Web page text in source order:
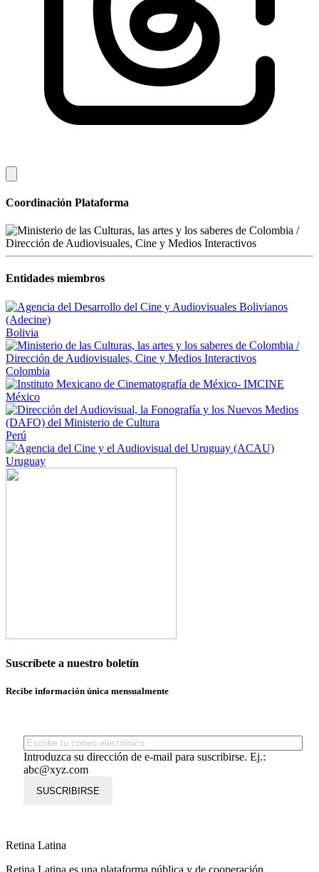
Coordinación Plataforma
Entidades miembros
Bolivia
Colombia
México
Perú
Uruguay
Suscríbete a nuestro boletín
Recibe información única mensualmente
Introduzca su dirección de e-mail para suscribirse. Ej.:
abc@xyz.com
SUSCRIBIRSE
Retina Latina